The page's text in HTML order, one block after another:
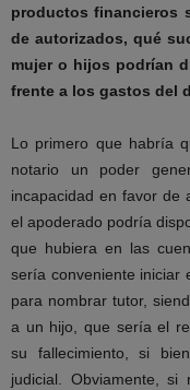
productos financieros
de autorizados, qué
mujer o hijos podrían
frente a los gastos del
Lo primero que habría
notario un poder
incapacidad en favor de
el apoderado podría
que hubiera en las
sería conveniente iniciar
para nombrar tutor,
a un hijo, que sería el
su fallecimiento, si
judicial. Obviamente,